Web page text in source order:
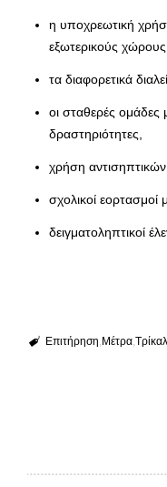
η υποχρεωτική
εξωτερικούς χώρους.
τα διαφορετικά
οι σταθερές ομάδες
δραστηριότητες,
χρήση αντισηπτικών
σχολικοί εορτασμοί
δειγματοληπτικοί
Επιτήρηση Μέτρα